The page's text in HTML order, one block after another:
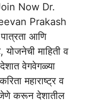
Now Dr.
Prakash
आणि
योजनेची माहिती व
वेगवेगळ्या
महाराष्ट्र व
करून देशातील